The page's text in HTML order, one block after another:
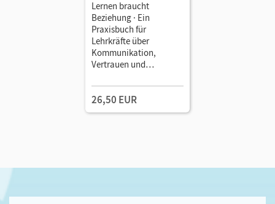
Lernen braucht
Beziehung · Ein
Praxisbuch für
Lehrkräfte über
Kommunikation,
Vertrauen und
Miteinander • Scriptor
Praxis • Buch
26,50 EUR